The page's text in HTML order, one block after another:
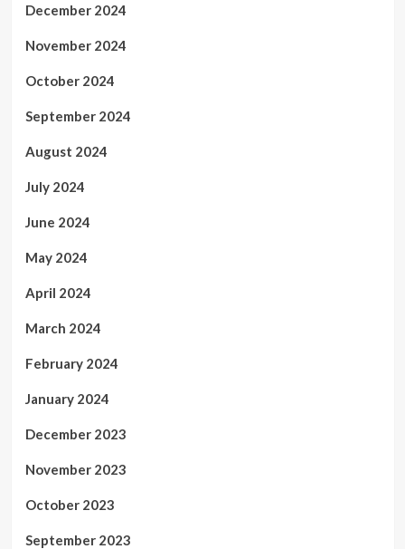
December 2024
November 2024
October 2024
September 2024
August 2024
July 2024
June 2024
May 2024
April 2024
March 2024
February 2024
January 2024
December 2023
November 2023
October 2023
September 2023